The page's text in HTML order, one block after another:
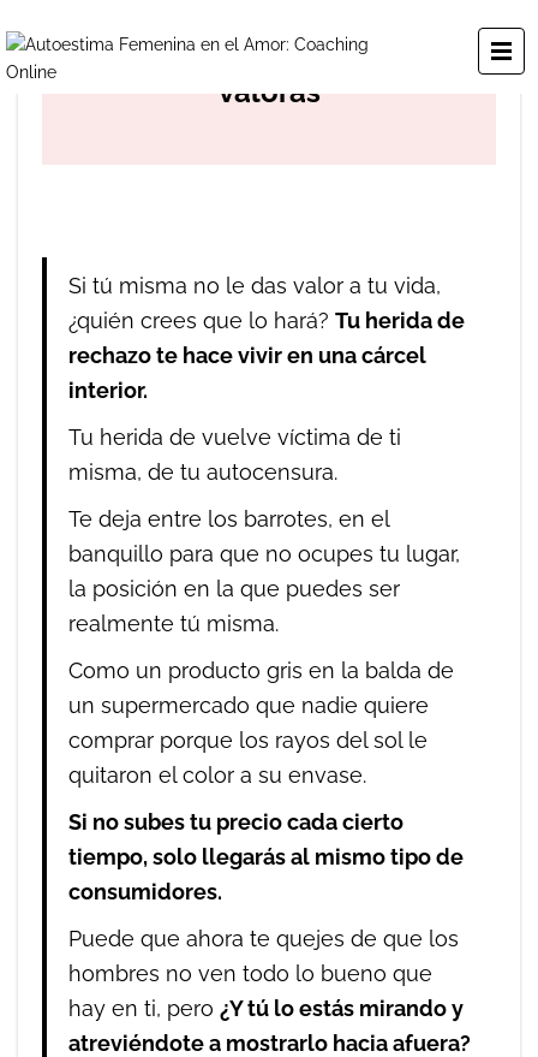
Herida de rechazo: si no te
valoras
Si tú misma no le das valor a tu vida,
¿quién crees que lo hará? Tu herida de
rechazo te hace vivir en una cárcel
interior.
Tu herida de vuelve víctima de ti
misma, de tu autocensura.
Te deja entre los barrotes, en el
banquillo para que no ocupes tu lugar,
la posición en la que puedes ser
realmente tú misma.
Como un producto gris en la balda de
un supermercado que nadie quiere
comprar porque los rayos del sol le
quitaron el color a su envase.
Si no subes tu precio cada cierto
tiempo, solo llegarás al mismo tipo de
consumidores.
Puede que ahora te quejes de que los
hombres no ven todo lo bueno que
hay en ti, pero ¿Y tú lo estás mirando y
atreviéndote a mostrarlo hacia afuera?